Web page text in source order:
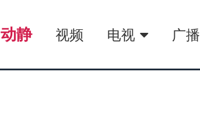
动静 视频 电视 广播